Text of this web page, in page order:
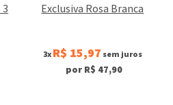
Exclusiva Rosa Branca
3x R$ 15,97 sem juros
por R$ 47,90